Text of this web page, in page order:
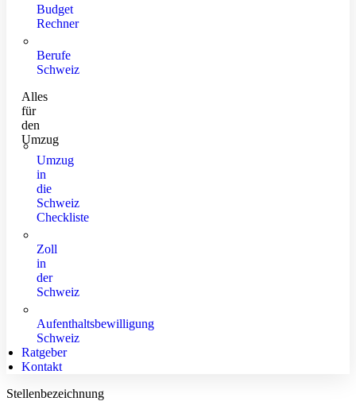
Budget
Rechner
Berufe
Schweiz
Alles
für
den
Umzug
Umzug
in
die
Schweiz
Checkliste
Zoll
in
der
Schweiz
Aufenthaltsbewilligung
Schweiz
Ratgeber
Kontakt
Stellenbezeichnung